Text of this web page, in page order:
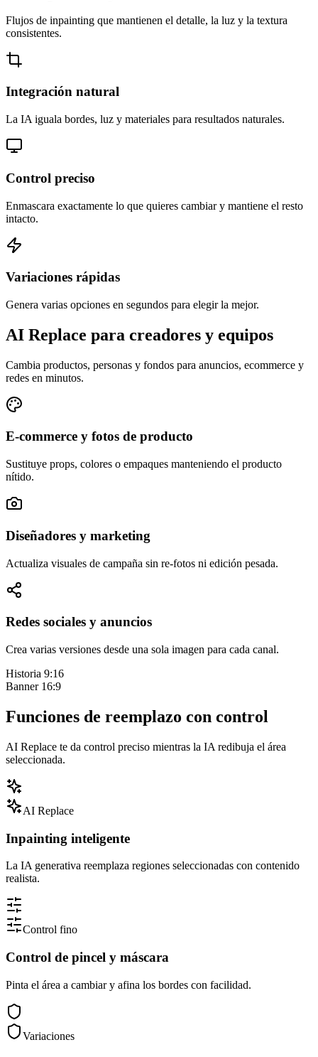
Flujos de inpainting que mantienen el detalle, la luz y la textura
consistentes.
Integración natural
La IA iguala bordes, luz y materiales para resultados naturales.
Control preciso
Enmascara exactamente lo que quieres cambiar y mantiene el resto
intacto.
Variaciones rápidas
Genera varias opciones en segundos para elegir la mejor.
AI Replace para creadores y equipos
Cambia productos, personas y fondos para anuncios, ecommerce y
redes en minutos.
E-commerce y fotos de producto
Sustituye props, colores o empaques manteniendo el producto
nítido.
Diseñadores y marketing
Actualiza visuales de campaña sin re-fotos ni edición pesada.
Redes sociales y anuncios
Crea varias versiones desde una sola imagen para cada canal.
Historia 9:16
Banner 16:9
Funciones de reemplazo con control
AI Replace te da control preciso mientras la IA redibuja el área
seleccionada.
AI Replace
Inpainting inteligente
La IA generativa reemplaza regiones seleccionadas con contenido
realista.
Control fino
Control de pincel y máscara
Pinta el área a cambiar y afina los bordes con facilidad.
Variaciones